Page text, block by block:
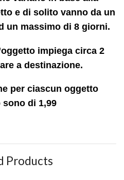
e di solito vanno da un
un massimo di 8 giorni.
impiega circa 2
a destinazione.
per ciascun oggetto
di 1,99
Products